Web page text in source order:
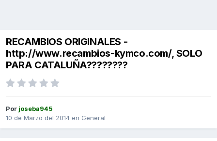
RECAMBIOS ORIGINALES -
http://www.recambios-kymco.com/, SOLO
PARA CATALUÑA????????
Por joseba945
10 de Marzo del 2014 en General